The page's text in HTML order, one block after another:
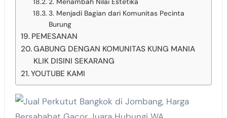
3. Menjadi Bagian dari Komunitas Pecinta
Burung
PEMESANAN
GABUNG DENGAN KOMUNITAS KUNG MANIA
KLIK DISINI SEKARANG
YOUTUBE KAMI